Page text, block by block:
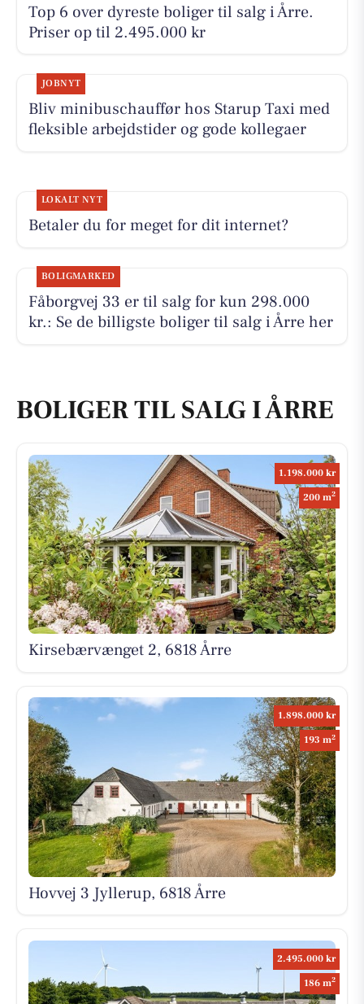
Top 6 over dyreste boliger til salg i Årre.
Priser op til 2.495.000 kr
JOBNYT
Bliv minibuschauffør hos Starup Taxi med
fleksible arbejdstider og gode kollegaer
LOKALT NYT
Betaler du for meget for dit internet?
BOLIGMARKED
Fåborgvej 33 er til salg for kun 298.000
kr.: Se de billigste boliger til salg i Årre her
BOLIGER TIL SALG I ÅRRE
1.198.000 kr
200 m2
Kirsebærvænget 2, 6818 Årre
1.898.000 kr
193 m2
Hovvej 3 Jyllerup, 6818 Årre
2.495.000 kr
186 m2